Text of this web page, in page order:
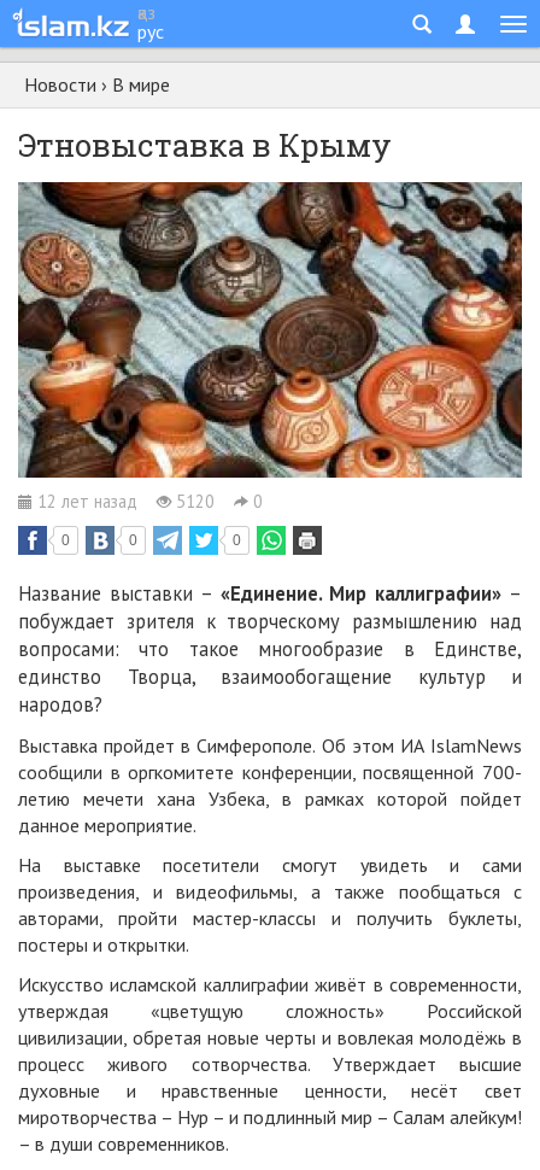
қаз
рус
Новости › В мире
Этновыставка в Крыму
12 лет назад 5120 0
0 0 0
Название выставки – «Единение. Мир каллиграфии» –
побуждает зрителя к творческому размышлению над
вопросами: что такое многообразие в Единстве,
единство Творца, взаимообогащение культур и
народов?
Выставка пройдет в Симферополе. Об этом ИА IslamNews
сообщили в оргкомитете конференции, посвященной 700-
летию мечети хана Узбека, в рамках которой пойдет
данное мероприятие.
На выставке посетители смогут увидеть и сами
произведения, и видеофильмы, а также пообщаться с
авторами, пройти мастер-классы и получить буклеты,
постеры и открытки.
Искусство исламской каллиграфии живёт в современности,
утверждая «цветущую сложность» Российской
цивилизации, обретая новые черты и вовлекая молодёжь в
процесс живого сотворчества. Утверждает высшие
духовные и нравственные ценности, несёт свет
миротворчества – Нур – и подлинный мир – Салам алейкум!
– в души современников.